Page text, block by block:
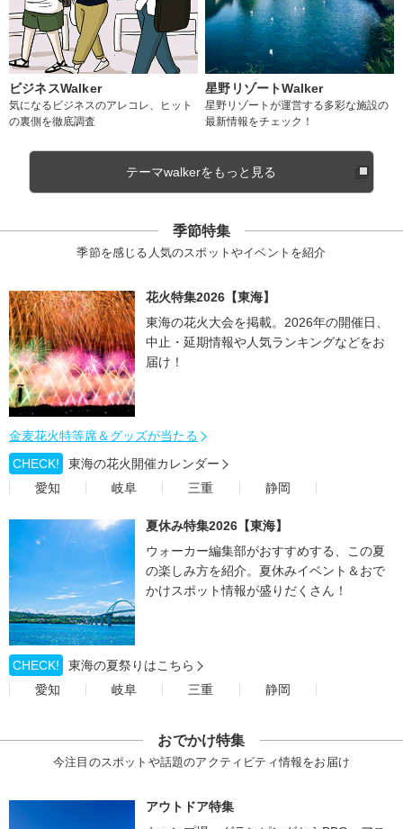
ビジネスWalker
気になるビジネスのアレコレ、ヒット
の裏側を徹底調査
星野リゾートWalker
星野リゾートが運営する多彩な施設の
最新情報をチェック！
テーマwalkerをもっと見る
季節特集
季節を感じる人気のスポットやイベントを紹介
花火特集2026【東海】
東海の花火大会を掲載。2026年の開催日、
中止・延期情報や人気ランキングなどをお
届け！
金麦花火特等席＆グッズが当たる
CHECK!
東海の花火開催カレンダー
愛知
岐阜 三重 静岡
夏休み特集2026【東海】
ウォーカー編集部がおすすめする、この夏
の楽しみ方を紹介。夏休みイベント＆おで
かけスポット情報が盛りだくさん！
CHECK!
東海の夏祭りはこちら
愛知
岐阜 三重 静岡
おでかけ特集
今注目のスポットや話題のアクティビティ情報をお届け
アウトドア特集